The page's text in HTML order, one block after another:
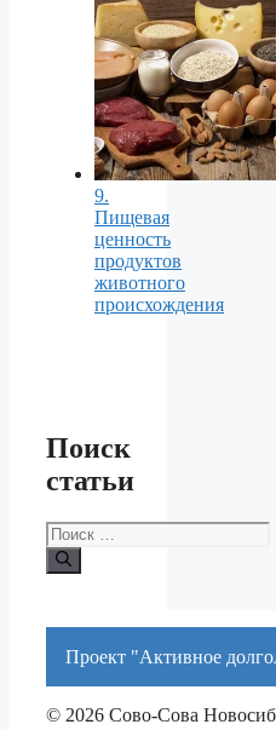
9.
Пищевая
ценность
продуктов
животного
происхождения
Поиск
статьи
Поиск:
Проект "Активное
© 2026 Сово-Сова